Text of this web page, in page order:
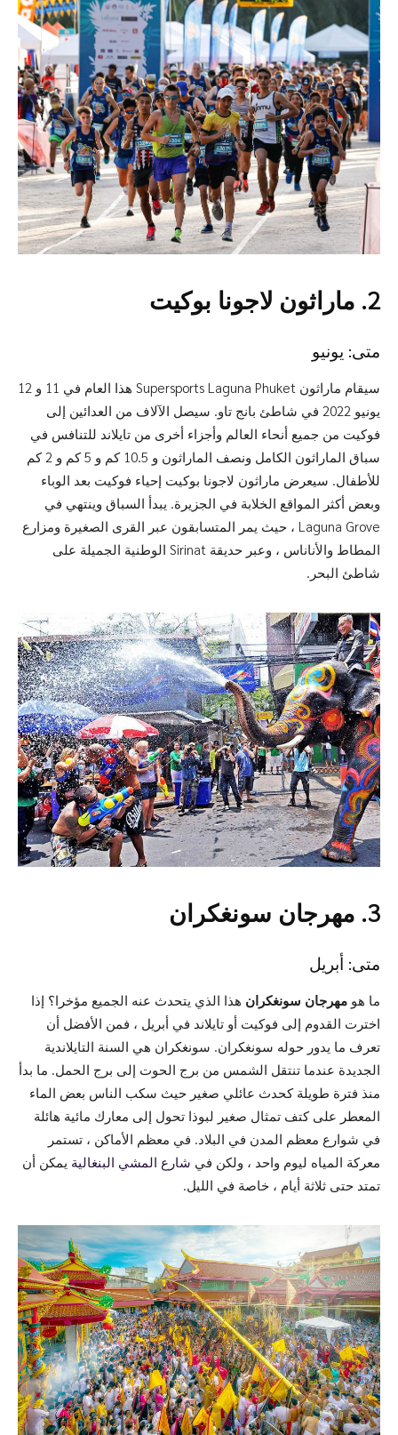
2. ماراثون لاجونا بوكيت
متى: يونيو
سيقام ماراثون Supersports Laguna Phuket هذا العام في 11 و 12
يونيو 2022 في شاطئ بانج تاو. سيصل الآلاف من العدائين إلى
فوكيت من جميع أنحاء العالم وأجزاء أخرى من تايلاند للتنافس في
سباق الماراثون الكامل ونصف الماراثون و 10.5 كم و 5 كم و 2 كم
للأطفال. سيعرض ماراثون لاجونا بوكيت إحياء فوكيت بعد الوباء
وبعض أكثر المواقع الخلابة في الجزيرة. يبدأ السباق وينتهي في
Laguna Grove ، حيث يمر المتسابقون عبر القرى الصغيرة ومزارع
المطاط والأناناس ، وعبر حديقة Sirinat الوطنية الجميلة على
شاطئ البحر.
3. مهرجان سونغكران
متى: أبريل
ما هو مهرجان سونغكران هذا الذي يتحدث عنه الجميع مؤخرا؟ إذا
اخترت القدوم إلى فوكيت أو تايلاند في أبريل ، فمن الأفضل أن
تعرف ما يدور حوله سونغكران. سونغكران هي السنة التايلاندية
الجديدة عندما تنتقل الشمس من برج الحوت إلى برج الحمل. ما بدأ
منذ فترة طويلة كحدث عائلي صغير حيث سكب الناس بعض الماء
المعطر على كتف تمثال صغير لبوذا تحول إلى معارك مائية هائلة
في شوارع معظم المدن في البلاد. في معظم الأماكن ، تستمر
معركة المياه ليوم واحد ، ولكن في شارع المشي البنغالية يمكن أن
تمتد حتى ثلاثة أيام ، خاصة في الليل.